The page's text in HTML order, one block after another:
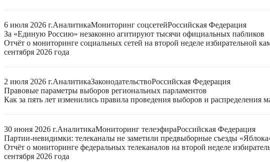
6 июля 2026 г.АналитикаМониторинг соцсетейРоссийская Федерация
За «Единую Россию» незаконно агитируют тысячи официальных пабликов
Отчёт о мониторинге социальных сетей на второй неделе избирательной
сентября 2026 года
2 июля 2026 г.АналитикаЗаконодательствоРоссийская Федерация
Правовые параметры выборов региональных парламентов
Как за пять лет изменились правила проведения выборов и распределения
30 июня 2026 г.АналитикаМониторинг телеэфираРоссийская Федерация
Партии-невидимки: телеканалы не заметили предвыборные съезды
Отчёт о мониторинге федеральных телеканалов на второй неделе
сентября 2026 года